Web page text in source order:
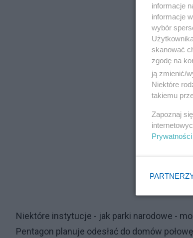
Niektóre instytucje - jak parki narodowe -
Pentagon planuje odesłać do domów
informacje
informacje
wybór
skanować
zgodę na
ją zmienić/
Niektóre
takiemu
Zapoznaj
Prywatności